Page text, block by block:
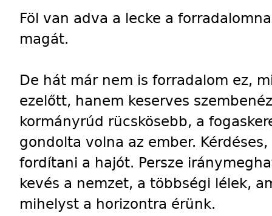
Föl van adva a lecke a
magát.
De hát már nem is forradalom ez,
ezelőtt, hanem keserves
kormányrúd rücskösebb, a
gondolta volna az ember.
fordítani a hajót. Persze
kevés a nemzet, a többségi lélek,
mihelyst a horizontra érünk.